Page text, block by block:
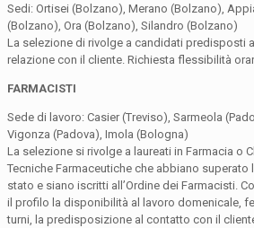
Sedi: Ortisei (Bolzano), Merano (Bolzano),
(Bolzano), Ora (Bolzano), Silandro (Bolzano)
La selezione di rivolge a candidati predisposti
relazione con il cliente. Richiesta flessibilità
FARMACISTI
Sede di lavoro: Casier (Treviso), Sarmeola
Vigonza (Padova), Imola (Bologna)
La selezione si rivolge a laureati in Farmacia o
Tecniche Farmaceutiche che abbiano superato
stato e siano iscritti all’Ordine dei Farmacisti.
il profilo la disponibilità al lavoro domenicale,
turni, la predisposizione al contatto con il